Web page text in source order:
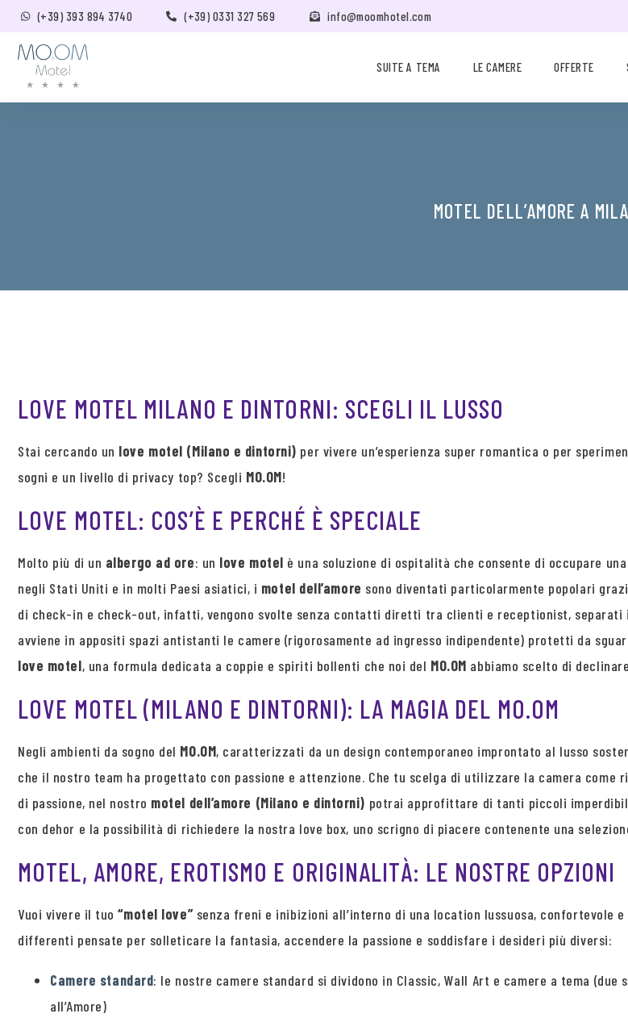
(+39) 393 894 3740 (+39) 0331 327 569 info@moomhotel.com
SUITE A TEMA LE CAMERE OFFERTE
MOTEL DELL’AMORE A
LOVE MOTEL MILANO E DINTORNI: SCEGLI IL LUSSO
Stai cercando un love motel (Milano e dintorni) per vivere un’esperienza super romantica o per
sogni e un livello di privacy top? Scegli MO.OM!
LOVE MOTEL: COS’È E PERCHÉ È SPECIALE
Molto più di un albergo ad ore: un love motel è una soluzione di ospitalità che consente di occupare
negli Stati Uniti e in molti Paesi asiatici, i motel dell’amore sono diventati particolarmente popolari
di check-in e check-out, infatti, vengono svolte senza contatti diretti tra clienti e receptionist, separati
avviene in appositi spazi antistanti le camere (rigorosamente ad ingresso indipendente) protetti da
love motel, una formula dedicata a coppie e spiriti bollenti che noi del MO.OM abbiamo scelto di
LOVE MOTEL (MILANO E DINTORNI): LA MAGIA DEL MO.OM
Negli ambienti da sogno del MO.OM, caratterizzati da un design contemporaneo improntato al lusso
che il nostro team ha progettato con passione e attenzione. Che tu scelga di utilizzare la camera
di passione, nel nostro motel dell’amore (Milano e dintorni) potrai approfittare di tanti piccoli
con dehor e la possibilità di richiedere la nostra love box, uno scrigno di piacere contenente una
MOTEL, AMORE, EROTISMO E ORIGINALITÀ: LE NOSTRE OPZIONI
Vuoi vivere il tuo“motel love”senza freni e inibizioni all’interno di una location lussuosa, confortevole
differenti pensate per solleticare la fantasia, accendere la passione e soddisfare i desideri più diversi:
Camere standard: le nostre camere standard si dividono in Classic, Wall Art e camere a tema
all’Amore)